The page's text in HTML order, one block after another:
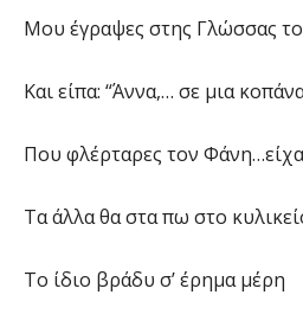
Μου έγραψες στης Γλώσσας
Και είπα: “Άννα,… σε μια
Που φλέρταρες τον
Τα άλλα θα στα πω στο
Το ίδιο βράδυ σ’ έρημα μέρη